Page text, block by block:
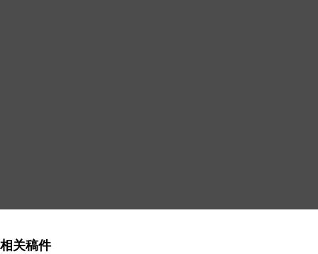
相关稿件